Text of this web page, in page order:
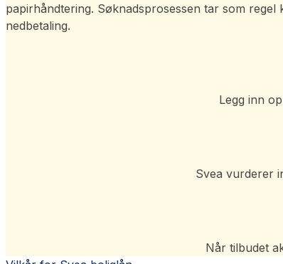
papirhåndtering. Søknadsprosessen tar som
nedbetaling.
Legg inn
Svea vurderer
Når tilbudet